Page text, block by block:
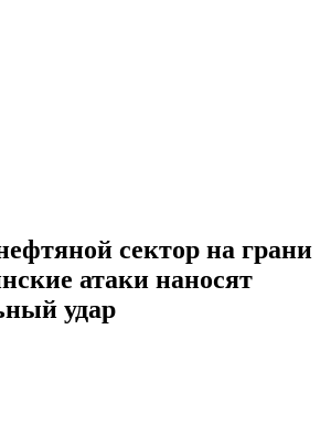
сектор на грани
атаки наносят
удар